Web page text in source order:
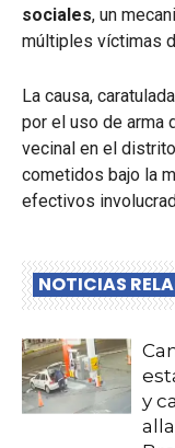
sociales, un
múltiples víctimas
La causa,
por el uso de arma
vecinal en el
cometidos bajo la
efectivos
NOTICIAS
y